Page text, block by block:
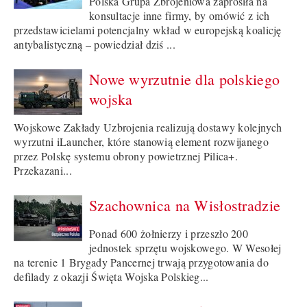
konsultacje inne firmy, by omówić z ich
przedstawicielami potencjalny wkład w europejską koalicję
antybalistyczną – powiedział dziś ...
Nowe wyrzutnie dla polskiego
wojska
Wojskowe Zakłady Uzbrojenia realizują dostawy kolejnych
wyrzutni iLauncher, które stanowią element rozwijanego
przez Polskę systemu obrony powietrznej Pilica+.
Przekazani...
Szachownica na Wisłostradzie
Ponad 600 żołnierzy i przeszło 200
jednostek sprzętu wojskowego. W Wesołej
na terenie 1 Brygady Pancernej trwają przygotowania do
defilady z okazji Święta Wojska Polskieg...